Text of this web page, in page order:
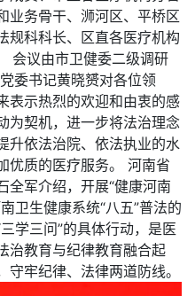
业务骨干、浉河区、平桥区
规科科长、区直各医疗机构
会议由市卫健委二级调研
委书记黄晓赟对各位领
表示热烈的欢迎和由衷的感
为契机，进一步将法治理念
升依法治院、依法执业的水
优质的医疗服务。 河南省
全军介绍，开展“健康河南
卫生健康系统“八五”普法的
学三问”的具体行动，是医
治教育与纪律教育融合起
牢纪律、法律两道防线。